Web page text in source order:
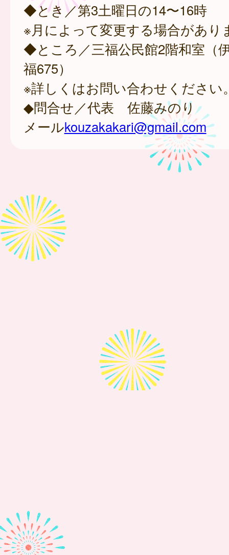
◆とき／第3土曜日の14〜16時
※月によって変更する場合があり
◆ところ／三福公民館2階和室（
福675）
※詳しくはお問い合わせください
◆問合せ／代表 佐藤みのり
メールkouzakakari@gmail.com